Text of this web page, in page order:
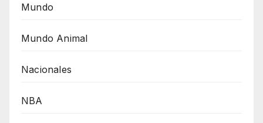
Mundo
Mundo Animal
Nacionales
NBA